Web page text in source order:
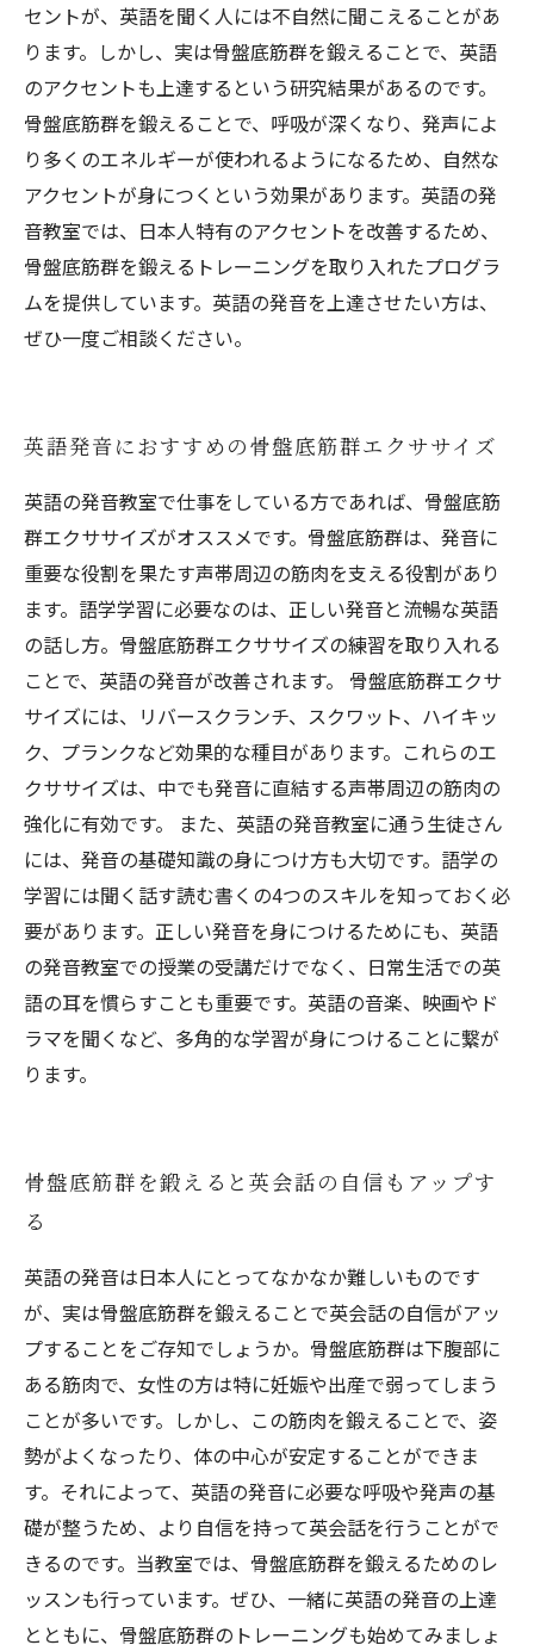
セントが、英語を聞く人には不自然に聞こえることがあ
ります。しかし、実は骨盤底筋群を鍛えることで、英語
のアクセントも上達するという研究結果があるのです。
骨盤底筋群を鍛えることで、呼吸が深くなり、発声によ
り多くのエネルギーが使われるようになるため、自然な
アクセントが身につくという効果があります。英語の発
音教室では、日本人特有のアクセントを改善するため、
骨盤底筋群を鍛えるトレーニングを取り入れたプログラ
ムを提供しています。英語の発音を上達させたい方は、
ぜひ一度ご相談ください。
英語発音におすすめの骨盤底筋群エクササイズ
英語の発音教室で仕事をしている方であれば、骨盤底筋
群エクササイズがオススメです。骨盤底筋群は、発音に
重要な役割を果たす声帯周辺の筋肉を支える役割があり
ます。語学学習に必要なのは、正しい発音と流暢な英語
の話し方。骨盤底筋群エクササイズの練習を取り入れる
ことで、英語の発音が改善されます。 骨盤底筋群エクサ
サイズには、リバースクランチ、スクワット、ハイキッ
ク、プランクなど効果的な種目があります。これらのエ
クササイズは、中でも発音に直結する声帯周辺の筋肉の
強化に有効です。 また、英語の発音教室に通う生徒さん
には、発音の基礎知識の身につけ方も大切です。語学の
学習には聞く話す読む書くの4つのスキルを知っておく必
要があります。正しい発音を身につけるためにも、英語
の発音教室での授業の受講だけでなく、日常生活での英
語の耳を慣らすことも重要です。英語の音楽、映画やド
ラマを聞くなど、多角的な学習が身につけることに繋が
ります。
骨盤底筋群を鍛えると英会話の自信もアップす
る
英語の発音は日本人にとってなかなか難しいものです
が、実は骨盤底筋群を鍛えることで英会話の自信がアッ
プすることをご存知でしょうか。骨盤底筋群は下腹部に
ある筋肉で、女性の方は特に妊娠や出産で弱ってしまう
ことが多いです。しかし、この筋肉を鍛えることで、姿
勢がよくなったり、体の中心が安定することができま
す。それによって、英語の発音に必要な呼吸や発声の基
礎が整うため、より自信を持って英会話を行うことがで
きるのです。当教室では、骨盤底筋群を鍛えるためのレ
ッスンも行っています。ぜひ、一緒に英語の発音の上達
とともに、骨盤底筋群のトレーニングも始めてみましょ